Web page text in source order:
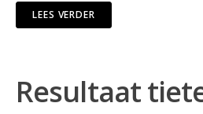
LEES VERDER
Resultaat